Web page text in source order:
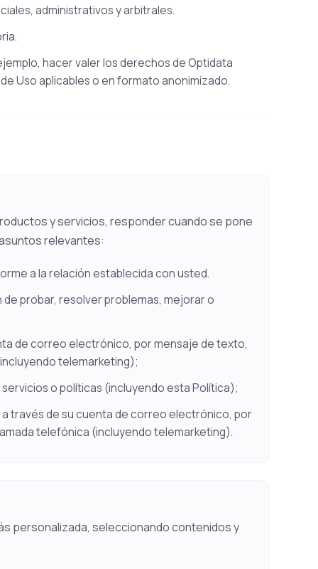
administrativos y arbitrales.
hacer valer los derechos de Optidata
Uso aplicables o en formato anonimizado.
y servicios, responder cuando se pone
relevantes:
a la relación establecida con usted.
probar, resolver problemas, mejorar o
de correo electrónico, por mensaje de texto,
telemarketing);
o políticas (incluyendo esta Política);
través de su cuenta de correo electrónico, por
telefónica (incluyendo telemarketing).
personalizada, seleccionando contenidos y